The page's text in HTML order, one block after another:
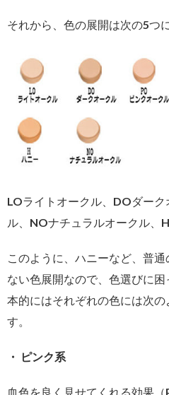
それから、色の展開は次の5つ
LOライトオークル、DOダー
ル、NOナチュラルオークル、
このように、ハニーなど、普
ない色展開なので、色選びに
本的にはそれぞれの色には次の
す。
・ ピンク系
血色を良く見せてくれる効果（